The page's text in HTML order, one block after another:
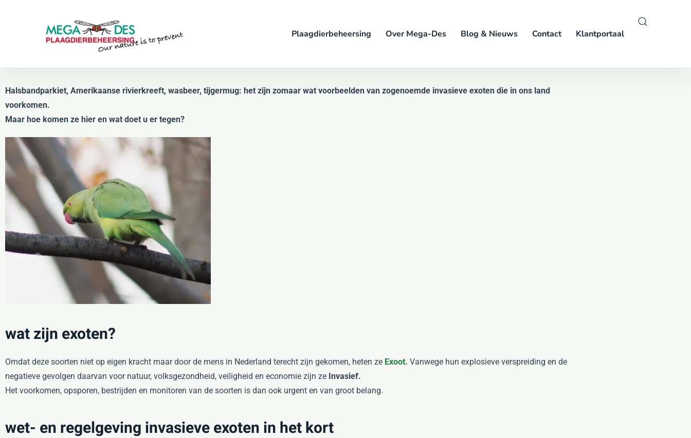
Skip to main content Plaagdierbeheersing Over Mega-Des Blog & Nieuws Contact Klantportaal
Halsbandparkiet, Amerikaanse rivierkreeft, wasbeer, tijgermug: het zijn zomaar wat voorbeelden van zogenoemde invasieve exoten die in ons land
voorkomen.
Maar hoe komen ze hier en wat doet u er tegen?
wat zijn exoten?
Omdat deze soorten niet op eigen kracht maar door de mens in Nederland terecht zijn gekomen, heten ze Exoot. Vanwege hun explosieve verspreiding en de
negatieve gevolgen daarvan voor natuur, volksgezondheid, veiligheid en economie zijn ze Invasief.
Het voorkomen, opsporen, bestrijden en monitoren van de soorten is dan ook urgent en van groot belang.
wet- en regelgeving invasieve exoten in het kort